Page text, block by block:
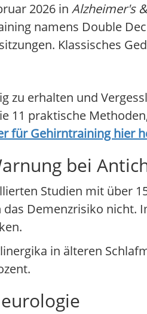
2026 in Alzheimer's
namens Double
Klassisches
zu erhalten und
11 praktische
für Gehirntraining hier
bei
Studien mit über
Demenzrisiko nicht.
in älteren